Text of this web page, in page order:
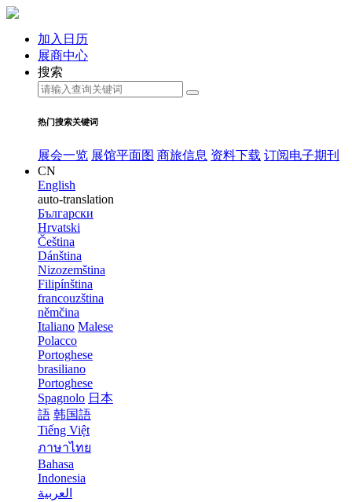
加入日历
展商中心
搜索
热门搜索关键词
展会一览 展馆平面图 商旅信息 资料下载 订阅电子期刊
CN
English
auto-translation
Български
Hrvatski
Čeština
Dánština
Nizozemština
Filipínština
francouzština
němčina
Italiano Malese
Polacco
Portoghese
brasiliano
Portoghese
Spagnolo 日本
語 韩国語
Tiếng Việt
ภาษาไทย
Bahasa
Indonesia
العربية